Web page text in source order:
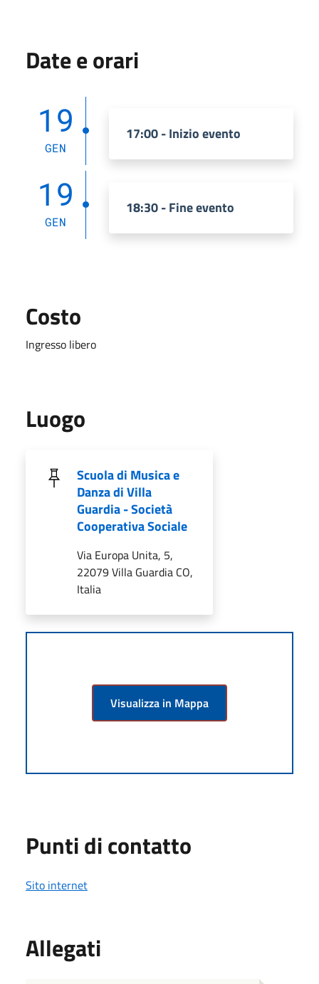
Date e orari
19
GEN
17:00 - Inizio evento
19
GEN
18:30 - Fine evento
Costo
Ingresso libero
Luogo
Scuola di Musica e
Danza di Villa
Guardia - Società
Cooperativa Sociale
Via Europa Unita, 5,
22079 Villa Guardia CO,
Italia
Visualizza in Mappa
Punti di contatto
Sito internet
Allegati